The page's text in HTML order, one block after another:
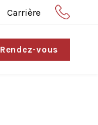
Carrière
Rendez-vous